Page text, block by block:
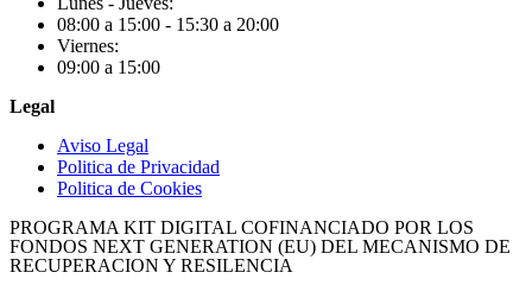
08:00 a 15:00 - 15:30 a 20:00
Viernes:
09:00 a 15:00
Legal
Aviso Legal
Politica de Privacidad
Politica de Cookies
PROGRAMA KIT DIGITAL COFINANCIADO POR LOS
FONDOS NEXT GENERATION (EU) DEL MECANISMO DE
RECUPERACION Y RESILENCIA